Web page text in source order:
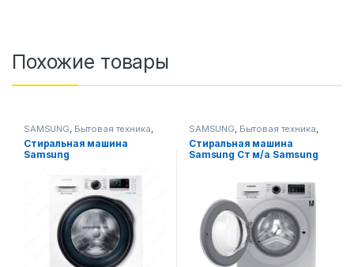
Похожие товары
SAMSUNG, Бытовая техника,
Стиральные машины
Стиральная машина
Samsung
SAMSUNG, Бытовая техника,
Стиральные машины
Стиральная машина
Samsung Ст м/a Samsung